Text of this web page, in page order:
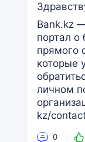
Bank.kz
портал
прямого
которые
личном
kz/
0